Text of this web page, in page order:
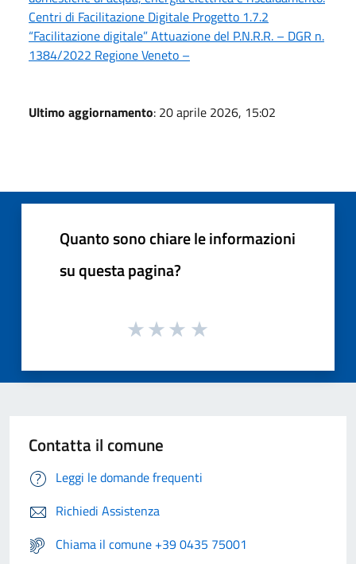
Centri di Facilitazione Digitale Progetto 1.7.2
“Facilitazione digitale” Attuazione del P.N.R.R. – DGR n.
1384/2022 Regione Veneto –
Ultimo aggiornamento: 20 aprile 2026, 15:02
Quanto sono chiare le informazioni
su questa pagina?
Contatta il comune
Leggi le domande frequenti
Richiedi Assistenza
Chiama il comune +39 0435 75001